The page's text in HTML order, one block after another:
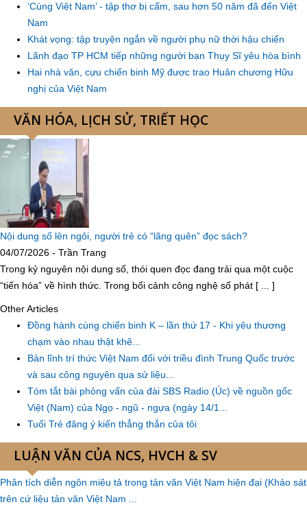
‘Cùng Việt Nam’ - tập thơ bị cấm, sau hơn 50 năm đã đến Việt
Nam
Khát vọng: tập truyện ngắn về người phụ nữ thời hậu chiến
Lãnh đạo TP HCM tiếp những người bạn Thụy Sĩ yêu hòa bình
Hai nhà văn, cựu chiến binh Mỹ được trao Huân chương Hữu
nghị của Việt Nam
VĂN HÓA, LỊCH SỬ, TRIẾT HỌC
Nội dung số lên ngôi, người trẻ có “lãng quên” đọc sách?
04/07/2026 - Trần Trang
Trong kỷ nguyên nội dung số, thói quen đọc đang trải qua một cuộc
“tiến hóa” về hình thức. Trong bối cảnh công nghệ số phát [ ... ]
Other Articles
Đồng hành cùng chiến binh K – lần thứ 17 - Khi yêu thương
chạm vào nhau thật khẽ...
Bản lĩnh trí thức Việt Nam đối với triều đình Trung Quốc trước
và sau công nguyên qua sử liệu...
Tóm tắt bài phỏng vấn của đài SBS Radio (Úc) về nguồn gốc
Việt (Nam) của Ngọ - ngũ - ngựa (ngày 14/1...
Tuổi Trẻ đăng ý kiến thẳng thắn của tôi
LUẬN VĂN CỦA NCS, HVCH & SV
Phân tích diễn ngôn miêu tả trong tản văn Việt Nam hiện đại (Khảo sát
trên cứ liệu tản văn Việt Nam ...